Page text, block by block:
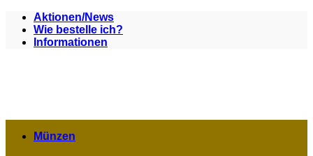
Zum
Inhalt
springen
Aktionen/News
Wie bestelle ich?
Informationen
Münzen